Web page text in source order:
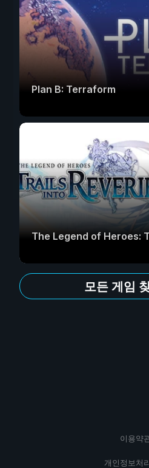
Plan B: Terraform
The Legend of Heroes:
모든 게임
이용약
개인정보처